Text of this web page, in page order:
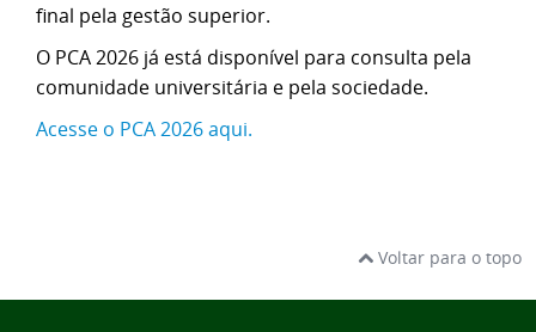
final pela gestão superior.
O PCA 2026 já está disponível para consulta pela
comunidade universitária e pela sociedade.
Acesse o PCA 2026 aqui.
Voltar para o topo